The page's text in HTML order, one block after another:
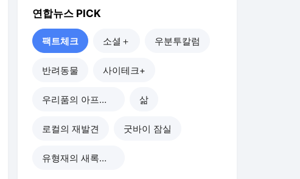
연합뉴스 PICK
팩트체크 소셜＋ 우분투칼럼
반려동물 사이테크+
우리품의 아프리카인 삶
로컬의 재발견 굿바이 잠실
유형재의 새록새록